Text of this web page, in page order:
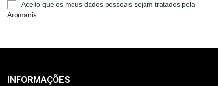
Aceito que os meus dados pessoais sejam tratados pela
Aromania
INFORMAÇÕES